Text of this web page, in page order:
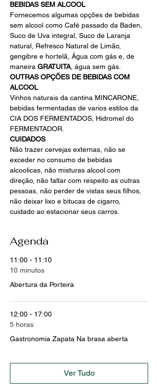
BEBIDAS SEM ALCOOL
Fornecemos algumas opções de bebidas
sem alcool como Café passado da Baden,
Suco de Uva integral, Suco de Laranja
natural, Refresco Natural de Limão,
gengibre e hortelã, Água com gás e, de
maneira GRATUITA, água sem gás.
OUTRAS OPÇÕES DE BEBIDAS COM
ALCOOL
Vinhos naturais da cantina MINCARONE,
bebidas fermentadas de varios estilos da
CIA DOS FERMENTADOS, Hidromel do
FERMENTADOR.
CUIDADOS
Não trazer cervejas externas, não se
exceder no consumo de bebidas
alcoolicas, não misturas alcool com
direção, não faltar com respeito as outras
pessoas, não perder de vistas seus filhos,
não deixar lixo e bitucas de cigarro,
cuidado ao estacionar seus carros.
Agenda
11:00 - 11:10
10 minutos
Abertura da Porteira
12:00 - 17:00
5 horas
Gastronomia Zapata Na brasa aberta
Ver Tudo